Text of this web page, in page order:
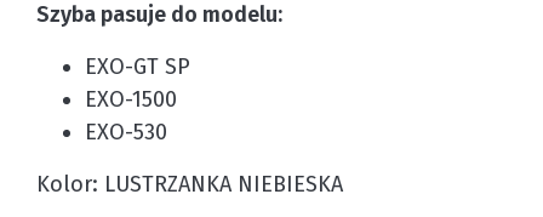
Szyba pasuje do modelu:
EXO-GT SP
EXO-1500
EXO-530
Kolor: LUSTRZANKA NIEBIESKA